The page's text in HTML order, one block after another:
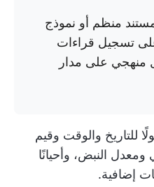
منظم أو نموذج
تسجيل قراءات
منهجي على مدار
للتاريخ والوقت وقيم
النبض، وأحيانًا
إضافية.